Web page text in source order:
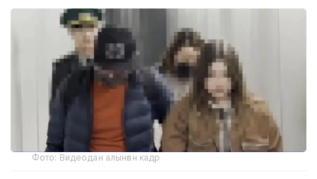
Фото: Видеодан алынған кадр